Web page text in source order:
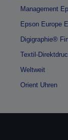
Management
Epson Europe
Digigraphie®
Textil-
Weltweit
Orient Uhren